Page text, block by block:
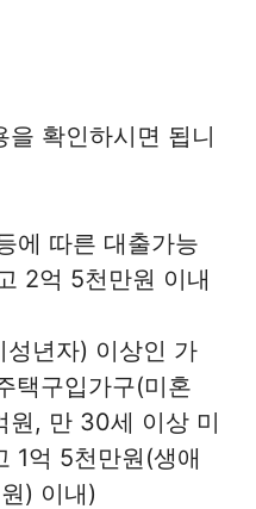
확인하시면 됩니
에 따른 대출가능
2억 5천만원 이내
년자) 이상인 가
택구입가구(미혼
원, 만 30세 이상 미
1억 5천만원(생애
) 이내)